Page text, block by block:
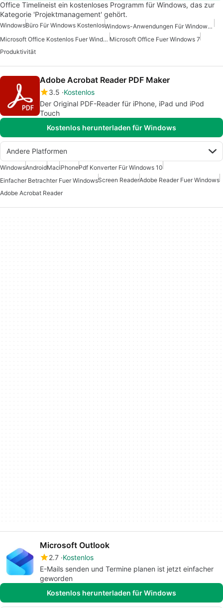
Office Timelineist ein kostenloses Programm für Windows, das zur
Kategorie 'Projektmanagement' gehört.
WindowsBüro Für Windows Kostenlos
Windows-Anwendungen Für Windows 10
Microsoft Office Kostenlos Fuer Windows Microsoft Office Fuer Windows 7
Produktivität
Adobe Acrobat Reader PDF Maker
3.5 Kostenlos
Der Original PDF-Reader für iPhone, iPad und iPod
Touch
Kostenlos herunterladen für Windows
Andere Platformen
WindowsAndroidMaciPhonePdf Konverter Für Windows 10
Einfacher Betrachter Fuer WindowsScreen ReaderAdobe Reader Fuer Windows
Adobe Acrobat Reader
Microsoft Outlook
2.7 Kostenlos
E-Mails senden und Termine planen ist jetzt einfacher
geworden
Kostenlos herunterladen für Windows